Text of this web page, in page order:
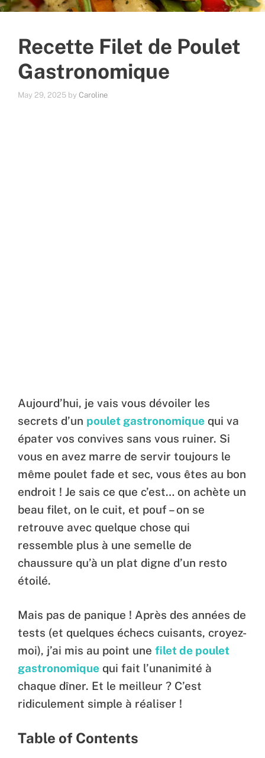
Recette Filet de Poulet
Gastronomique
May 29, 2025 by Caroline
Aujourd’hui, je vais vous dévoiler les
secrets d’un poulet gastronomique qui va
épater vos convives sans vous ruiner. Si
vous en avez marre de servir toujours le
même poulet fade et sec, vous êtes au bon
endroit ! Je sais ce que c’est… on achète un
beau filet, on le cuit, et pouf – on se
retrouve avec quelque chose qui
ressemble plus à une semelle de
chaussure qu’à un plat digne d’un resto
étoilé.
Mais pas de panique ! Après des années de
tests (et quelques échecs cuisants, croyez-
moi), j’ai mis au point une filet de poulet
gastronomique qui fait l’unanimité à
chaque dîner. Et le meilleur ? C’est
ridiculement simple à réaliser !
Table of Contents